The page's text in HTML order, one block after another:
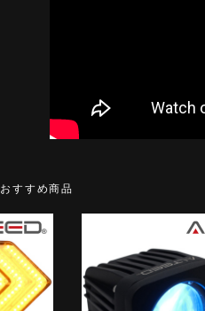
おすすめ商品